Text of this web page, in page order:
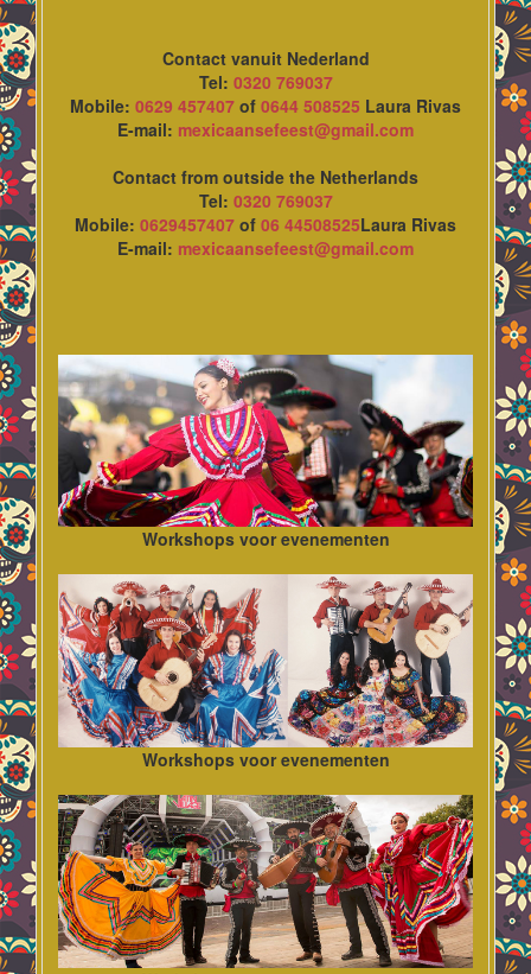
Contact vanuit Nederland
Tel: 0320 769037
Mobile: 0629 457407 of 0644 508525 Laura Rivas
E-mail: mexicaansefeest@gmail.com
Contact from outside the Netherlands
Tel: 0320 769037
Mobile: 0629457407 of 06 44508525Laura Rivas
E-mail: mexicaansefeest@gmail.com
Workshops voor evenementen
Workshops voor evenementen